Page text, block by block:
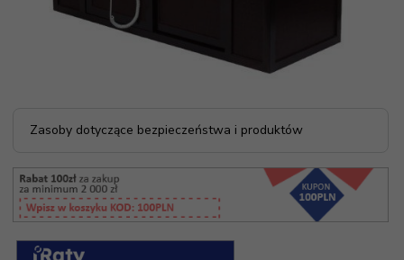
Zasoby dotyczące bezpieczeństwa i produktów